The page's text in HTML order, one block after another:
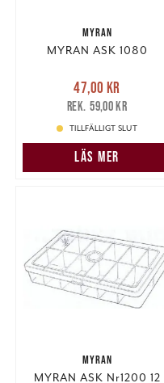
MYRAN
MYRAN ASK 1080
Nuvarande pris
47,00 krTidigare pris
59,00 kr
47,00 kr
59,00 kr
TILLFÄLLIGT SLUT
LÄS MER
MYRAN
MYRAN ASK Nr1200 12